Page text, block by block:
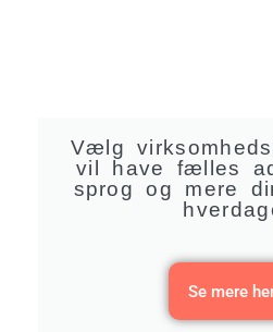
Vælg
vil have fælles
sprog og mere
Se mere